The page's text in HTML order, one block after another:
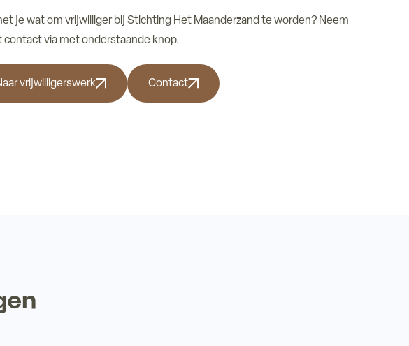
je wat om vrijwilliger bij Stichting Het Maanderzand te worden? Neem
contact via met onderstaande knop.
vrijwilligerswerk Contact